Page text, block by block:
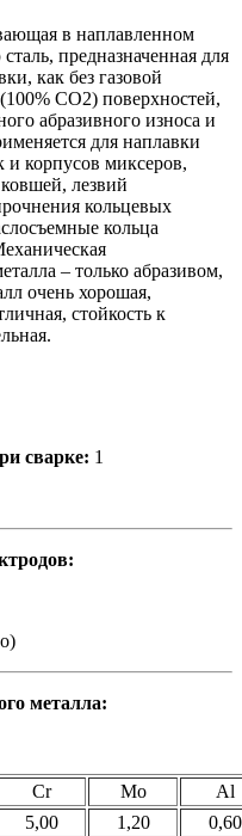
в наплавленном
предназначенная для
как без газовой
CO2) поверхностей,
абразивного износа и
для наплавки
корпусов миксеров,
лезвий
кольцевых
кольца
– только абразивом,
очень хорошая,
стойкость к
сварке: 1
металла:
Cr Mo
Al
5,00 1,20 0,60